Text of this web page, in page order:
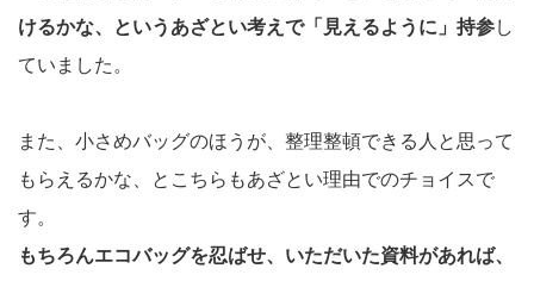
けるかな、というあざとい考えで「見えるように」持参し
ていました。
また、小さめバッグのほうが、整理整頓できる人と思って
もらえるかな、とこちらもあざとい理由でのチョイスで
す。
もちろんエコバッグを忍ばせ、いただいた資料があれば、